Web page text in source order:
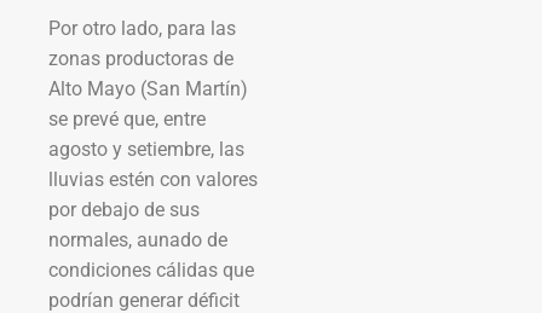
Por otro lado, para las
zonas productoras de
Alto Mayo (San Martín)
se prevé que, entre
agosto y setiembre, las
lluvias estén con valores
por debajo de sus
normales, aunado de
condiciones cálidas que
podrían generar déficit